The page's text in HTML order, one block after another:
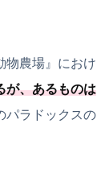
物農場』におけ
が、あるものは
パラドックスの